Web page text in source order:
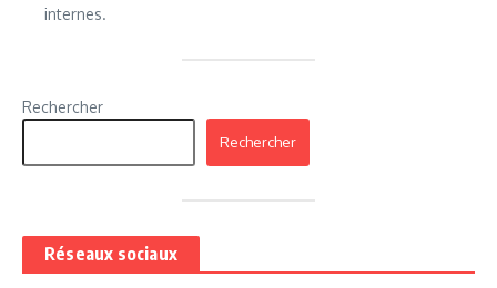
internes.
Rechercher
Rechercher
Réseaux sociaux